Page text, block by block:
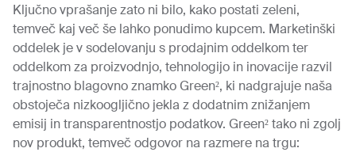
Ključno vprašanje zato ni bilo, kako postati zeleni,
temveč kaj več še lahko ponudimo kupcem. Marketinški
oddelek je v sodelovanju s prodajnim oddelkom ter
oddelkom za proizvodnjo, tehnologijo in inovacije razvil
trajnostno blagovno znamko Green², ki nadgrajuje naša
obstoječa nizkoogljično jekla z dodatnim znižanjem
emisij in transparentnostjo podatkov. Green² tako ni zgolj
nov produkt, temveč odgovor na razmere na trgu: